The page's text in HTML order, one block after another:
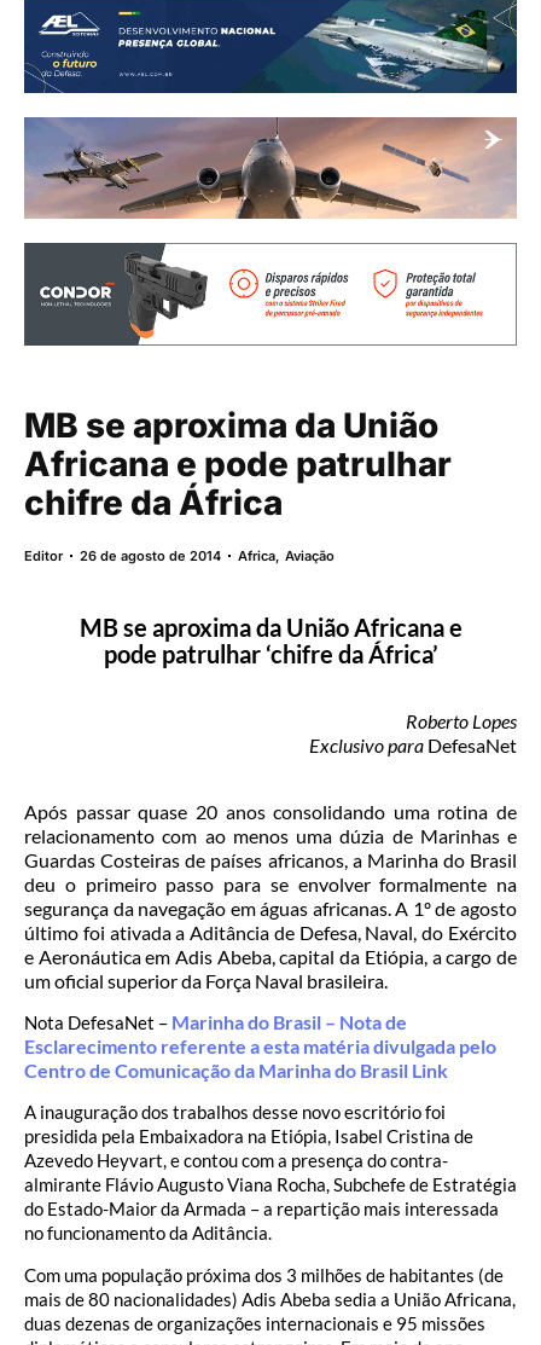
MB se aproxima da União
Africana e pode patrulhar
chifre da África
Editor 26 de agosto de 2014 Africa,Aviação
MB se aproxima da União Africana e
pode patrulhar ‘chifre da África’
Roberto Lopes
Exclusivo para DefesaNet
Após passar quase 20 anos consolidando uma rotina de
relacionamento com ao menos uma dúzia de Marinhas e
Guardas Costeiras de países africanos, a Marinha do Brasil
deu o primeiro passo para se envolver formalmente na
segurança da navegação em águas africanas. A 1º de agosto
último foi ativada a Aditância de Defesa, Naval, do Exército
e Aeronáutica em Adis Abeba, capital da Etiópia, a cargo de
um oficial superior da Força Naval brasileira.
Nota DefesaNet – Marinha do Brasil – Nota de
Esclarecimento referente a esta matéria divulgada pelo
Centro de Comunicação da Marinha do Brasil Link
A inauguração dos trabalhos desse novo escritório foi
presidida pela Embaixadora na Etiópia, Isabel Cristina de
Azevedo Heyvart, e contou com a presença do contra-
almirante Flávio Augusto Viana Rocha, Subchefe de Estratégia
do Estado-Maior da Armada – a repartição mais interessada
no funcionamento da Aditância.
Com uma população próxima dos 3 milhões de habitantes (de
mais de 80 nacionalidades) Adis Abeba sedia a União Africana,
duas dezenas de organizações internacionais e 95 missões